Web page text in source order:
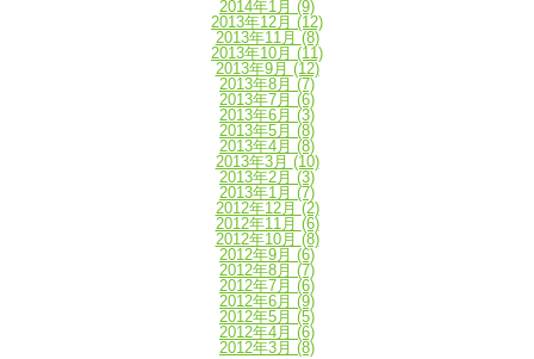
2014年1月 (9)
2013年12月 (12)
2013年11月 (8)
2013年10月 (11)
2013年9月 (12)
2013年8月 (7)
2013年7月 (6)
2013年6月 (3)
2013年5月 (8)
2013年4月 (8)
2013年3月 (10)
2013年2月 (3)
2013年1月 (7)
2012年12月 (2)
2012年11月 (6)
2012年10月 (8)
2012年9月 (6)
2012年8月 (7)
2012年7月 (6)
2012年6月 (9)
2012年5月 (5)
2012年4月 (6)
2012年3月 (8)